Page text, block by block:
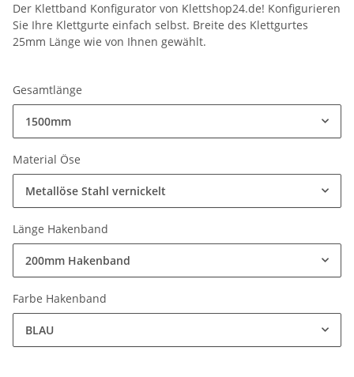
Der Klettband Konfigurator von Klettshop24.de! Konfigurieren
Sie Ihre Klettgurte einfach selbst. Breite des Klettgurtes
25mm Länge wie von Ihnen gewählt.
Gesamtlänge
1500mm
Material Öse
Metallöse Stahl vernickelt
Länge Hakenband
200mm Hakenband
Farbe Hakenband
BLAU